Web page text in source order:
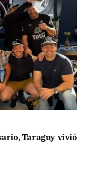
Taraguy vivió